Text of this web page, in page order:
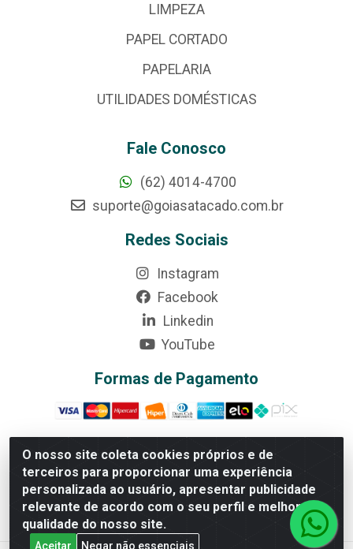
O nosso site coleta cookies próprios e de
terceiros para proporcionar uma experiência
personalizada ao usuário, apresentar publicidade
relevante de acordo com o seu perfil e melhorar a
qualidade do nosso site.
Aceitar Negar não essenciais
LIMPEZA
PAPEL CORTADO
PAPELARIA
UTILIDADES DOMÉSTICAS
Fale Conosco
(62) 4014-4700
suporte@goiasatacado.com.br
Redes Sociais
Instagram
Facebook
Linkedin
YouTube
Formas de Pagamento
Rede Brasil - Avenida Universitária, nº 3860, Jardim das
Américas II Etapa - Anápolis/GO - CEP 75070-415 - CNPJ
07.728.073/0002-24